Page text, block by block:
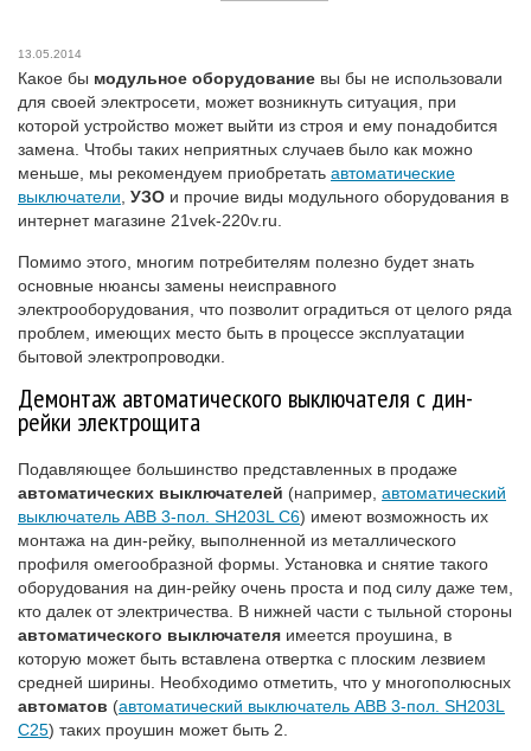
13.05.2014
Какое бы модульное оборудование вы бы не использовали
для своей электросети, может возникнуть ситуация, при
которой устройство может выйти из строя и ему понадобится
замена. Чтобы таких неприятных случаев было как можно
меньше, мы рекомендуем приобретать автоматические
выключатели УЗО и прочие виды модульного оборудования в
интернет магазине 21vek-220v.ru.
Помимо этого, многим потребителям полезно будет знать
основные нюансы замены неисправного
электрооборудования, что позволит оградиться от целого ряда
проблем, имеющих место быть в процессе эксплуатации
бытовой электропроводки.
Демонтаж автоматического выключателя с дин-
рейки электрощита
Подавляющее большинство представленных в продаже
автоматических выключателей (например, автоматический
выключатель ABB 3-пол. SH203L C6) имеют возможность их
монтажа на дин-рейку, выполненной из металлического
профиля омегообразной формы. Установка и снятие такого
оборудования на дин-рейку очень проста и под силу даже тем,
кто далек от электричества. В нижней части с тыльной стороны
автоматического выключателя имеется проушина, в
которую может быть вставлена отвертка с плоским лезвием
средней ширины. Необходимо отметить, что у многополюсных
автоматов (автоматический выключатель ABB 3-пол. SH203L
C25) таких проушин может быть 2.